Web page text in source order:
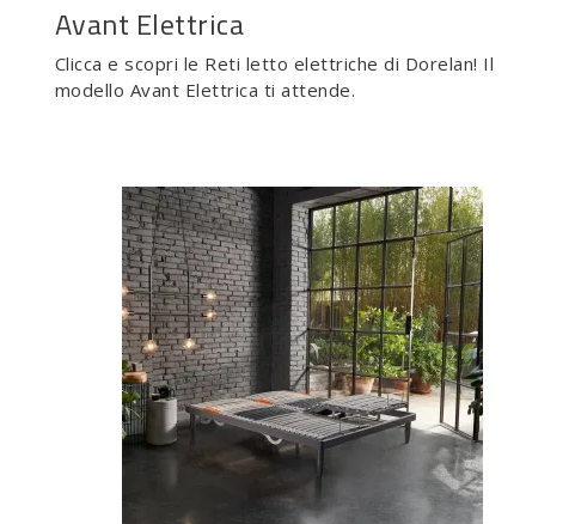
Avant Elettrica
Clicca e scopri le Reti letto elettriche di Dorelan! Il
modello Avant Elettrica ti attende.